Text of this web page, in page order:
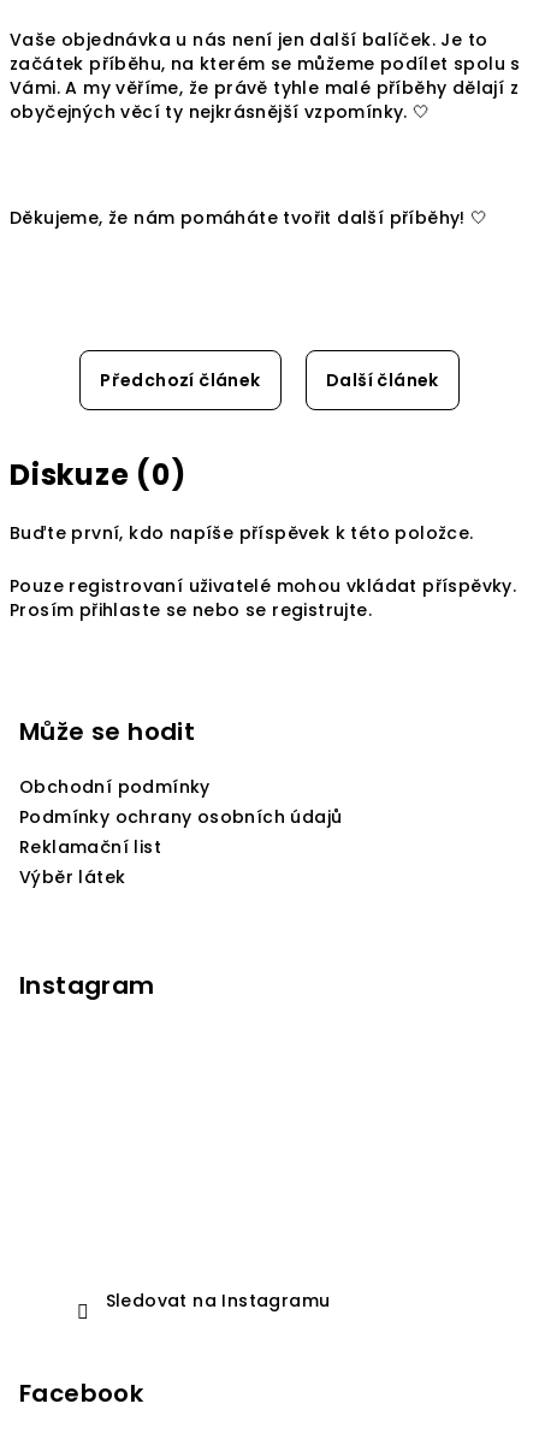
Vaše objednávka u nás není jen další balíček. Je to
začátek příběhu, na kterém se můžeme podílet spolu s
Vámi. A my věříme, že právě tyhle malé příběhy dělají z
obyčejných věcí ty nejkrásnější vzpomínky. 🤍
Děkujeme, že nám pomáháte tvořit další příběhy! 🤍
Předchozí článek Další článek
Diskuze (0)
Buďte první, kdo napíše příspěvek k této položce.
Pouze registrovaní uživatelé mohou vkládat příspěvky.
Prosím přihlaste se nebo se registrujte.
Může se hodit
Obchodní podmínky
Podmínky ochrany osobních údajů
Reklamační list
Výběr látek
Instagram
Sledovat na Instagramu
Facebook